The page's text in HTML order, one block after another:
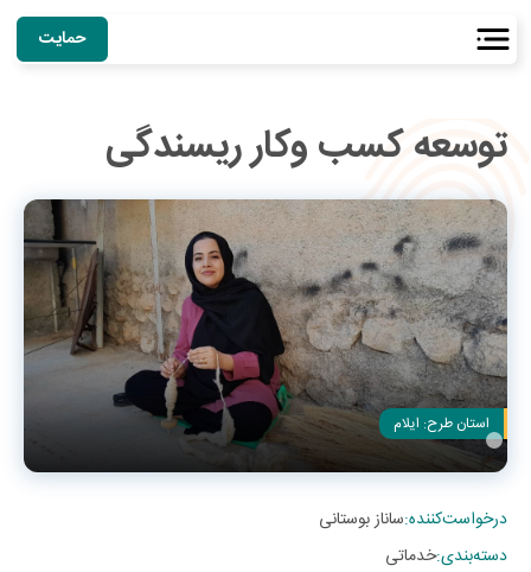
حمایت
توسعه کسب وکار ریسندگی
استان طرح: ایلام
درخواست‌کننده:ساناز بوستانی
دسته‌بندی:خدماتی